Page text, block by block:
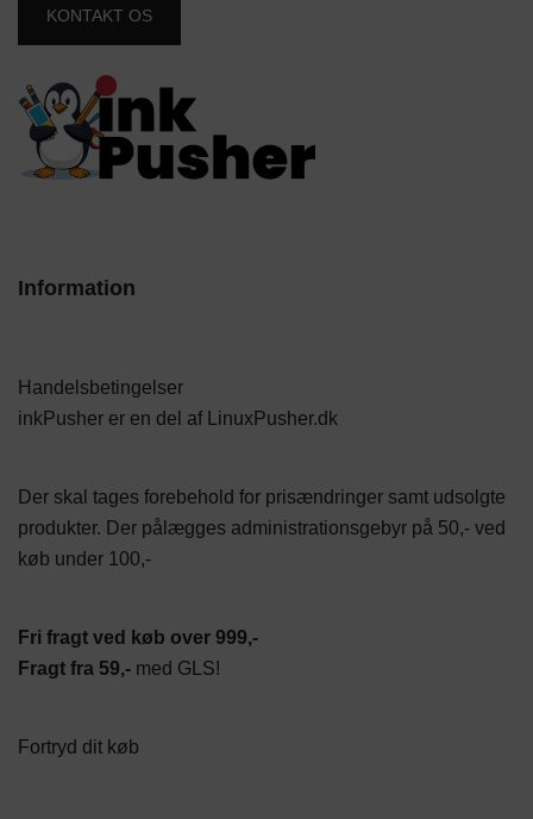
KONTAKT OS
Information
Handelsbetingelser
inkPusher er en del af
LinuxPusher.dk
Der skal tages forebehold for prisændringer samt udsolgte
produkter. Der pålægges administrationsgebyr på 50,- ved
køb under 100,-
Fri fragt ved køb over 999,-
Fragt fra 59,- med GLS!
Fortryd dit køb